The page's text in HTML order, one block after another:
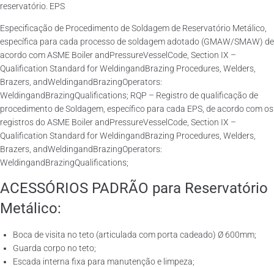
reservatório. EPS
Especificação de Procedimento de Soldagem de Reservatório Metálico,
específica para cada processo de soldagem adotado (GMAW/SMAW) de
acordo com ASME Boiler andPressureVesselCode, Section IX –
Qualification Standard for WeldingandBrazing Procedures, Welders,
Brazers, andWeldingandBrazingOperators:
WeldingandBrazingQualifications; RQP – Registro de qualificação de
procedimento de Soldagem, específico para cada EPS, de acordo com os
registros do ASME Boiler andPressureVesselCode, Section IX –
Qualification Standard for WeldingandBrazing Procedures, Welders,
Brazers, andWeldingandBrazingOperators:
WeldingandBrazingQualifications;
ACESSÓRIOS PADRÃO para Reservatório
Metálico:
Boca de visita no teto (articulada com porta cadeado) Ø 600mm;
Guarda corpo no teto;
Escada interna fixa para manutenção e limpeza;